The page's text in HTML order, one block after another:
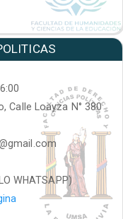
Calle Loayza N° 380
WHATSAPP)